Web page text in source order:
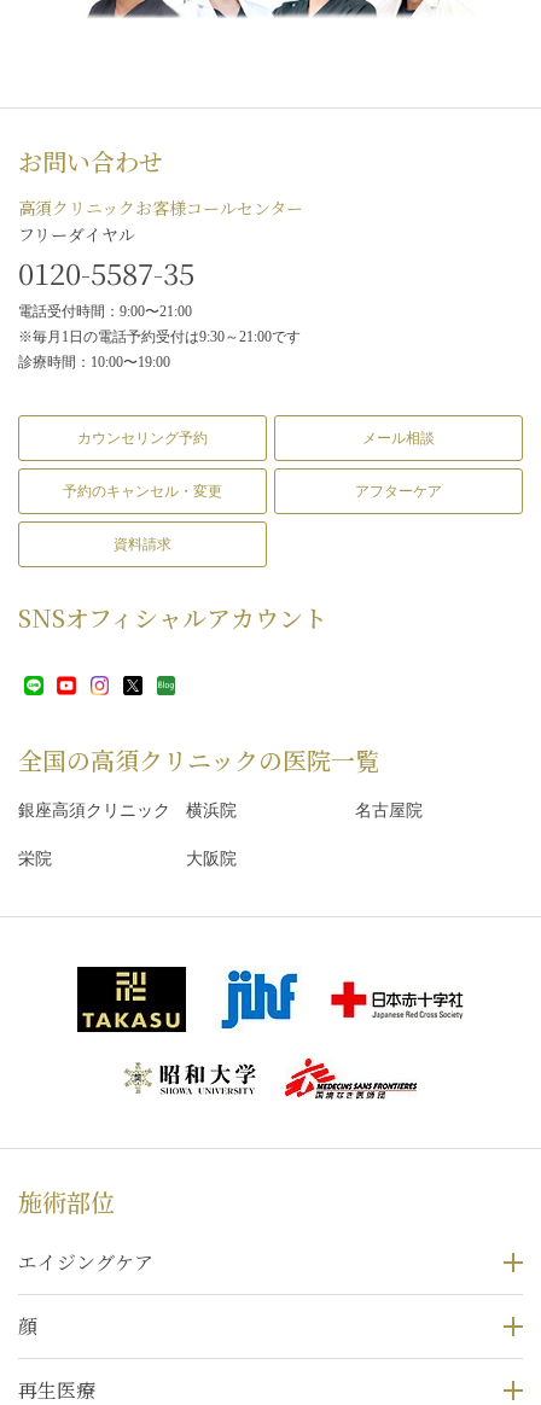
お問い合わせ
高須クリニックお客様コールセンター
フリーダイヤル
0120-5587-35
電話受付時間：9:00〜21:00
※毎月1日の電話予約受付は9:30～21:00です
診療時間：10:00〜19:00
カウンセリング予約 メール相談
予約のキャンセル・変更 アフターケア
資料請求
SNSオフィシャルアカウント
全国の高須クリニックの医院一覧
銀座高須クリニック 横浜院 名古屋院
栄院 大阪院
施術部位
エイジングケア
顔
再生医療